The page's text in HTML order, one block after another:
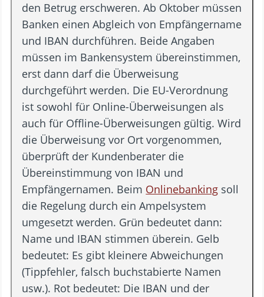
den Betrug erschweren. Ab Oktober müssen
Banken einen Abgleich von Empfängername
und IBAN durchführen. Beide Angaben
müssen im Bankensystem übereinstimmen,
erst dann darf die Überweisung
durchgeführt werden. Die EU-Verordnung
ist sowohl für Online-Überweisungen als
auch für Offline-Überweisungen gültig. Wird
die Überweisung vor Ort vorgenommen,
überprüft der Kundenberater die
Übereinstimmung von IBAN und
Empfängernamen. Beim Onlinebanking soll
die Regelung durch ein Ampelsystem
umgesetzt werden. Grün bedeutet dann:
Name und IBAN stimmen überein. Gelb
bedeutet: Es gibt kleinere Abweichungen
(Tippfehler, falsch buchstabierte Namen
usw.). Rot bedeutet: Die IBAN und der